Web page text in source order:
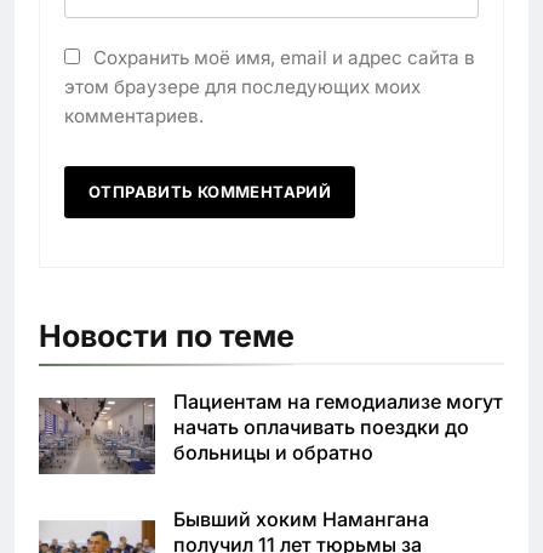
Сохранить моё имя, email и адрес сайта в
этом браузере для последующих моих
комментариев.
Новости по теме
Пациентам на гемодиализе могут
начать оплачивать поездки до
больницы и обратно
Бывший хоким Намангана
получил 11 лет тюрьмы за